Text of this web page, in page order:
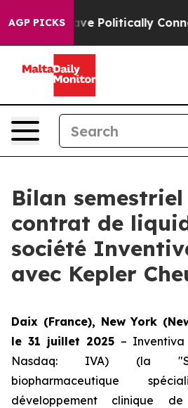
AGP PICKSConnected oil
Bilan
contrat de
société
avec Kepler
Daix (France), New York
le 31 juillet 2025 – Inventiva
Nasdaq: IVA) (la
biopharmaceutique
développement clinique